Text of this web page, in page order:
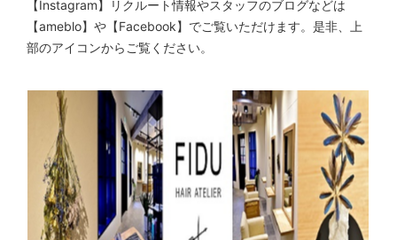
【Instagram】リクルート情報やスタッフのブログなどは
【ameblo】や【Facebook】でご覧いただけます。是非、上
部のアイコンからご覧ください。